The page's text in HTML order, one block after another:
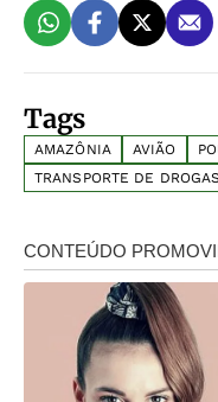
Tags
AMAZÔNIA AVIÃO
TRANSPORTE DE DROGAS